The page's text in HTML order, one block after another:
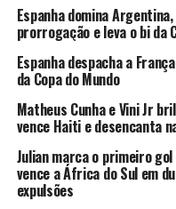
Atlético-GO. Já aos 50
Saravia cruza e Leandro
própria equipe.
Quem venceu neste
Juventude por 1 a 0
já aos 38 minutos do
atacante Elton.
Espanha domina
prorrogação e leva o bi da
Espanha despacha a
da Copa do Mundo
Matheus Cunha e Vini Jr
vence Haiti e desencanta
Julian marca o primeiro gol
vence a África do Sul em
expulsões